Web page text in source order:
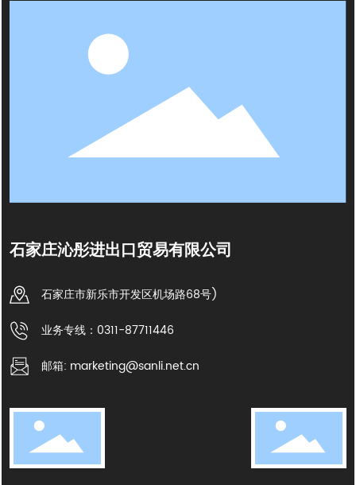
石家庄沁彤进出口贸易有限公司
石家庄市新乐市开发区机场路68号)
业务专线：0311-87711446
邮箱: marketing@sanli.net.cn